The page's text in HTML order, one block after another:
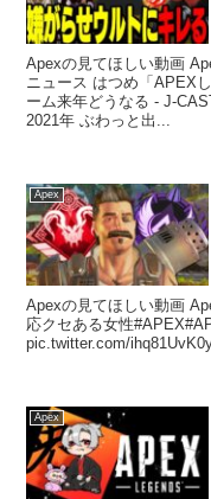
Apexの見てほしい動画
ニュース はつめ「APEX
ーム来年どうなる - J-
2021年 ぶわっと出...
Apex
Apexの見てほしい動画
応クセある女性
pic.twitter.com/
Apex